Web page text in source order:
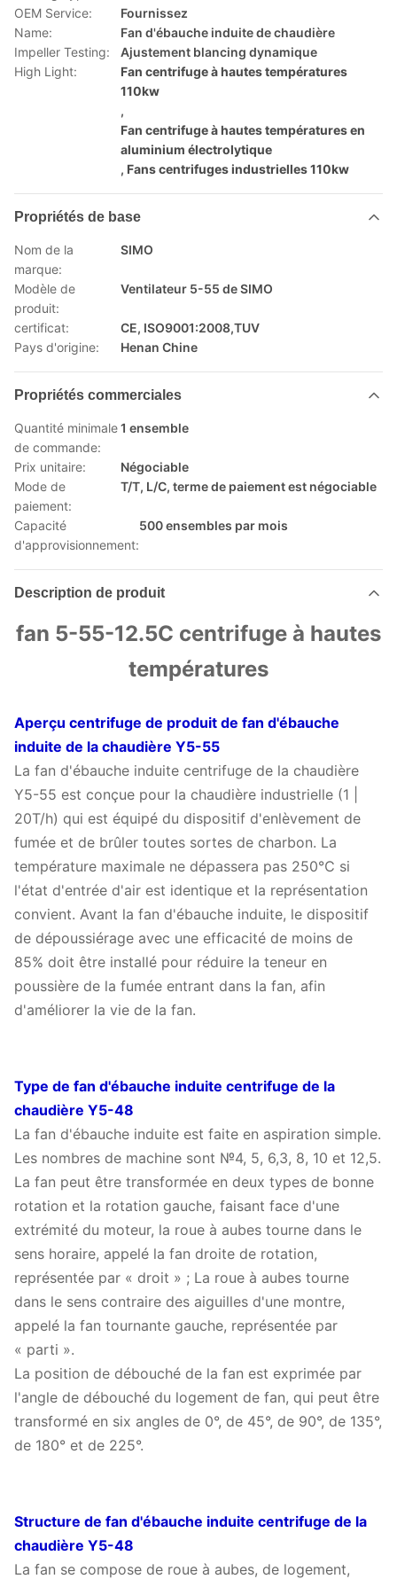
OEM Service:
Fournissez
Name:
Fan d'ébauche induite de chaudière
Impeller Testing:
Ajustement blancing dynamique
High Light:
Fan centrifuge à hautes températures
110kw
,
Fan centrifuge à hautes températures en
aluminium électrolytique
, Fans centrifuges industrielles 110kw
Propriétés de base
Nom de la
marque:
SIMO
Modèle de
produit:
Ventilateur 5-55 de SIMO
certificat:
CE, ISO9001:2008,TUV
Pays d'origine:
Henan Chine
Propriétés commerciales
Quantité minimale
de commande:
1 ensemble
Prix unitaire:
Négociable
Mode de
paiement:
T/T, L/C, terme de paiement est négociable
Capacité
d'approvisionnement:
500 ensembles par mois
Description de produit
fan 5-55-12.5C centrifuge à hautes
températures
Aperçu centrifuge de produit de fan d'ébauche
induite de la chaudière Y5-55
La fan d'ébauche induite centrifuge de la chaudière
Y5-55 est conçue pour la chaudière industrielle (1 |
20T/h) qui est équipé du dispositif d'enlèvement de
fumée et de brûler toutes sortes de charbon. La
température maximale ne dépassera pas 250℃ si
l'état d'entrée d'air est identique et la représentation
convient. Avant la fan d'ébauche induite, le dispositif
de dépoussiérage avec une efficacité de moins de
85% doit être installé pour réduire la teneur en
poussière de la fumée entrant dans la fan, afin
d'améliorer la vie de la fan.
Type de fan d'ébauche induite centrifuge de la
chaudière Y5-48
La fan d'ébauche induite est faite en aspiration simple.
Les nombres de machine sont №4, 5, 6,3, 8, 10 et 12,5.
La fan peut être transformée en deux types de bonne
rotation et la rotation gauche, faisant face d'une
extrémité du moteur, la roue à aubes tourne dans le
sens horaire, appelé la fan droite de rotation,
représentée par « droit » ; La roue à aubes tourne
dans le sens contraire des aiguilles d'une montre,
appelé la fan tournante gauche, représentée par
« parti ».
La position de débouché de la fan est exprimée par
l'angle de débouché du logement de fan, qui peut être
transformé en six angles de 0°, de 45°, de 90°, de 135°,
de 180° et de 225°.
Structure de fan d'ébauche induite centrifuge de la
chaudière Y5-48
La fan se compose de roue à aubes, de logement,